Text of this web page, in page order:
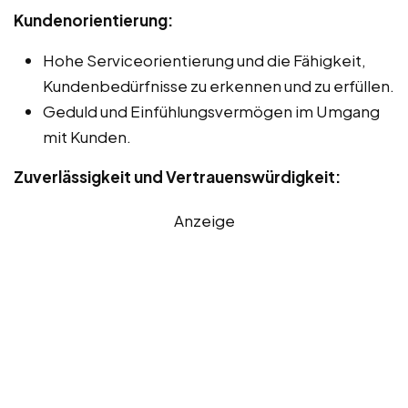
Kundenorientierung:
Hohe Serviceorientierung und die Fähigkeit,
Kundenbedürfnisse zu erkennen und zu erfüllen.
Geduld und Einfühlungsvermögen im Umgang
mit Kunden.
Zuverlässigkeit und Vertrauenswürdigkeit:
Anzeige